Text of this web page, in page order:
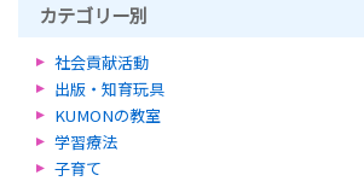
カテゴリー別
社会貢献活動
出版・知育玩具
KUMONの教室
学習療法
子育て